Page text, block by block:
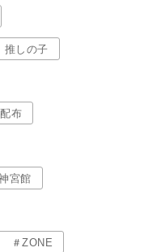
推しの子
布
宮館
＃ZONE